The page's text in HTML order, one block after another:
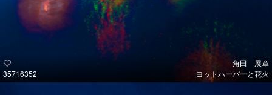
35716352
角田 展章
ヨットハーバーと花火